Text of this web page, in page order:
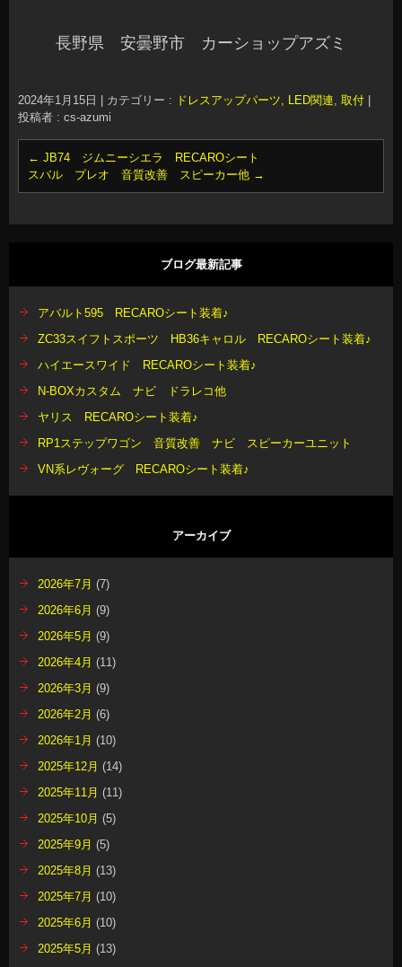
長野県 安曇野市 カーショップアズミ
2024年1月15日 カテゴリー : ドレスアップパーツ, LED関連, 取付
投稿者 : cs-azumi
← JB74 ジムニーシエラ RECAROシート
スバル プレオ 音質改善 スピーカー他 →
ブログ最新記事
アバルト595 RECAROシート装着♪
ZC33スイフトスポーツ HB36キャロル RECAROシート装着♪
ハイエースワイド RECAROシート装着♪
N-BOXカスタム ナビ ドラレコ他
ヤリス RECAROシート装着♪
RP1ステップワゴン 音質改善 ナビ スピーカーユニット
VN系レヴォーグ RECAROシート装着♪
アーカイブ
2026年7月 (7)
2026年6月 (9)
2026年5月 (9)
2026年4月 (11)
2026年3月 (9)
2026年2月 (6)
2026年1月 (10)
2025年12月 (14)
2025年11月 (11)
2025年10月 (5)
2025年9月 (5)
2025年8月 (13)
2025年7月 (10)
2025年6月 (10)
2025年5月 (13)